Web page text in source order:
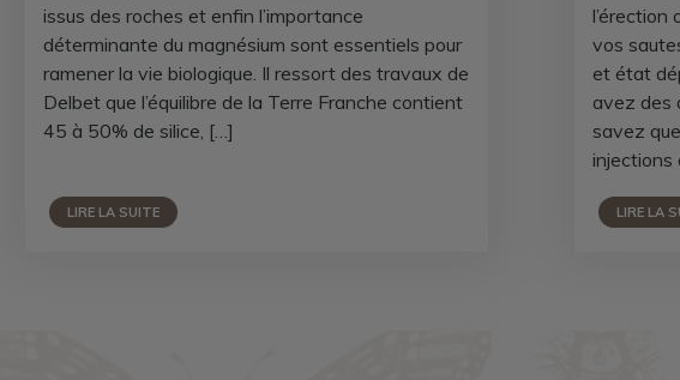
issus des roches et enfin l’importance
déterminante du magnésium sont essentiels pour
ramener la vie biologique. Il ressort des travaux de
Delbet que l’équilibre de la Terre Franche contient
45 à 50% de silice, […]
LIRE LA SUITE
l’érection
vos
et état
avez des
savez
injections
LIRE LA